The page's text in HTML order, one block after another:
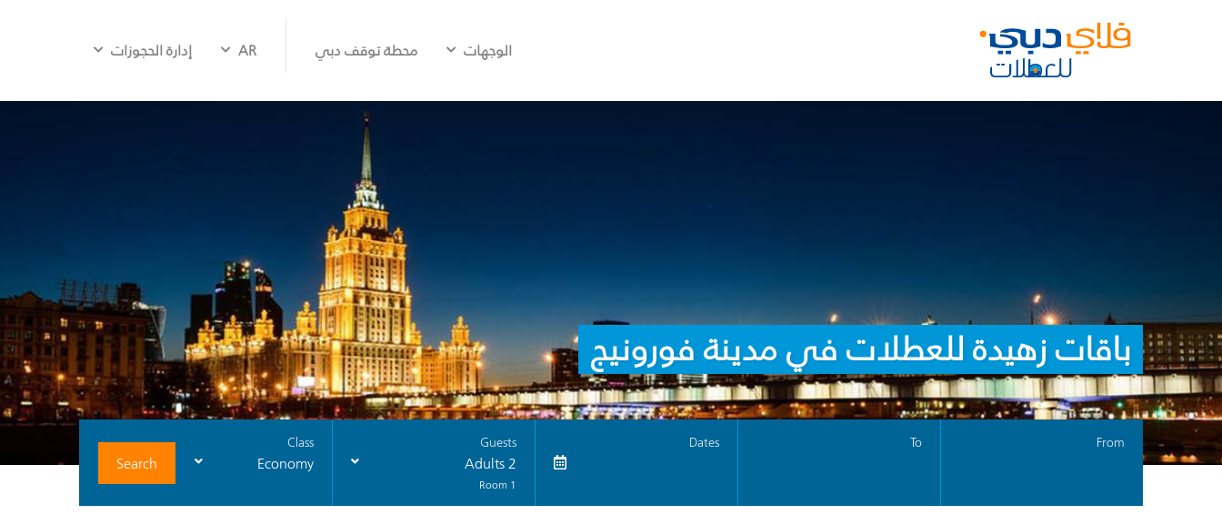
الوجهات محطة توقف دبي AR إدارة الحجوزات
باقات زهيدة للعطلات في مدينة فورونيج
From
To
Dates
Guests
2 Adults
1 Room
Class
Economy
Search